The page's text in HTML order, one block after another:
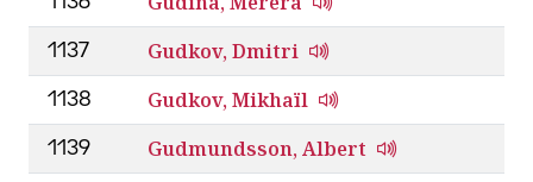
1137 Gudkov, Dmitri
1138 Gudkov, Mikhaïl
1139 Gudmundsson, Albert